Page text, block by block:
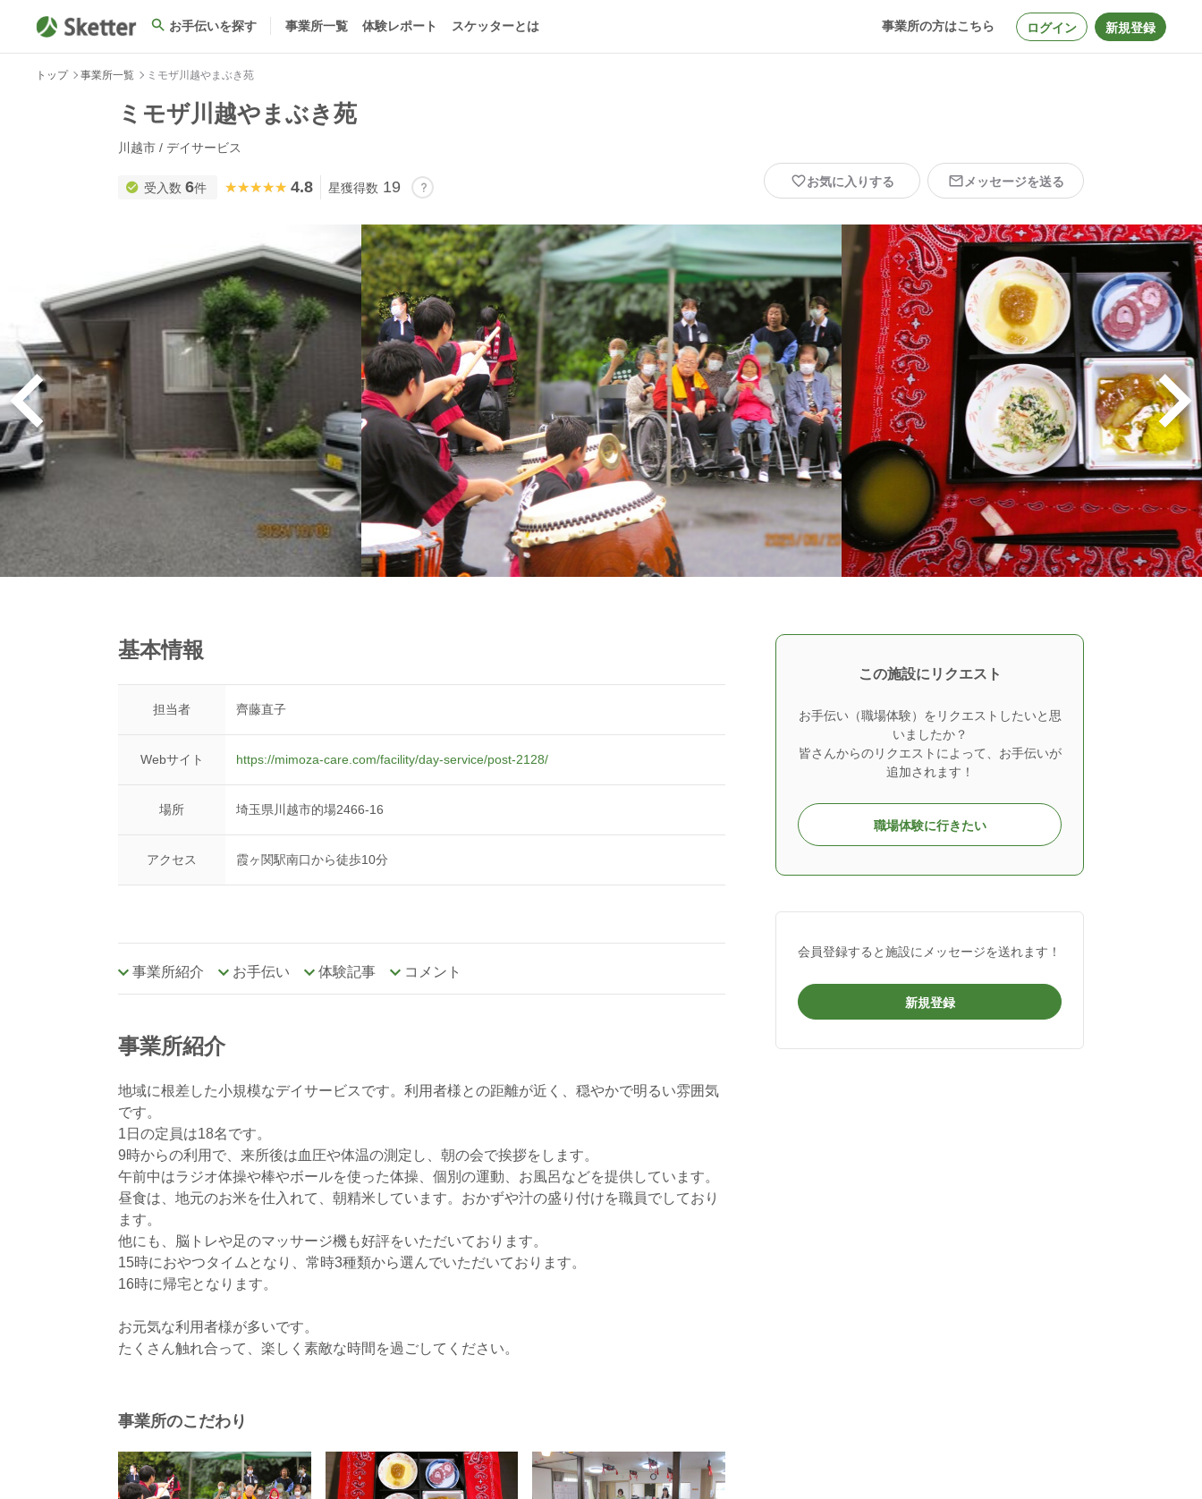
お手伝いを探す 事業所一覧 体験レポート スケッターとは 事業所の方はこちら ログイン 新規登録
トップ 事業所一覧 ミモザ川越やまぶき苑
ミモザ川越やまぶき苑
川越市 / デイサービス
受入数 6件 ★★★★★
★★★★★ 4.8 星獲得数 19 お気に入りする メッセージを送る
基本情報
担当者 齊藤直子
Webサイト https://mimoza-care.com/facility/day-service/post-2128/
場所 埼玉県川越市的場2466-16
アクセス 霞ヶ関駅南口から徒歩10分
事業所紹介 お手伝い 体験記事 コメント
事業所紹介
地域に根差した小規模なデイサービスです。利用者様との距離が近く、穏やかで明るい雰囲気
です。
1日の定員は18名です。
9時からの利用で、来所後は血圧や体温の測定し、朝の会で挨拶をします。
午前中はラジオ体操や棒やボールを使った体操、個別の運動、お風呂などを提供しています。
昼食は、地元のお米を仕入れて、朝精米しています。おかずや汁の盛り付けを職員でしており
ます。
他にも、脳トレや足のマッサージ機も好評をいただいております。
15時におやつタイムとなり、常時3種類から選んでいただいております。
16時に帰宅となります。
お元気な利用者様が多いです。
たくさん触れ合って、楽しく素敵な時間を過ごしてください。
事業所のこだわり
この施設にリクエスト
お手伝い（職場体験）をリクエストしたいと思
いましたか？
皆さんからのリクエストによって、お手伝いが
追加されます！
職場体験に行きたい
会員登録すると施設にメッセージを送れます！
新規登録